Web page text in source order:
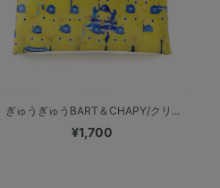
ぎゅうぎゅうBART＆CHAPY/クリ...
¥1,700